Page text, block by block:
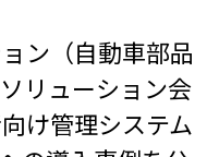
ン（自動車部品
リューション会
け管理システム